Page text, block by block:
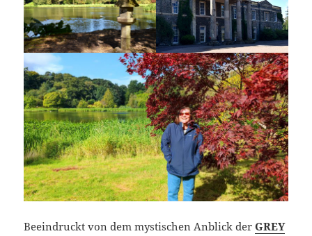
Beeindruckt von dem mystischen Anblick derGREY